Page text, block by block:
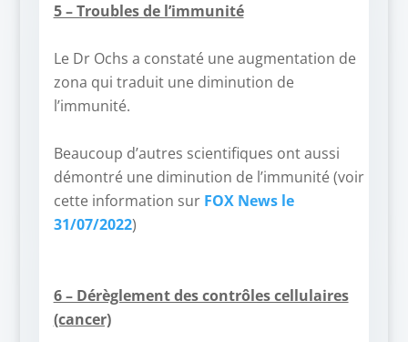
5 – Troubles de l’immunité
Le Dr Ochs a constaté une augmentation de
zona qui traduit une diminution de
l’immunité.
Beaucoup d’autres scientifiques ont aussi
démontré une diminution de l’immunité (voir
cette information sur FOX News le
31/07/2022)
6 – Dérèglement des contrôles cellulaires
(cancer)